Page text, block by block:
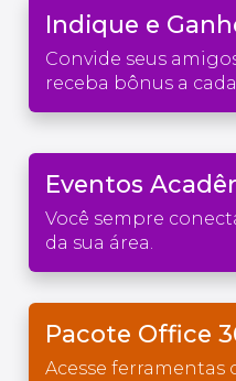
Indique e
Convide seus
receba bônus a
Eventos
Você sempre
da sua área.
Pacote Office
Acesse ferramentas